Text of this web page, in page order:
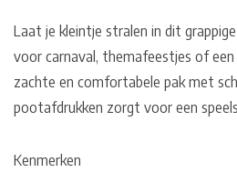
Laat je kleintje stralen in dit
voor carnaval, themafeestjes of
zachte en comfortabele pak met
pootafdrukken zorgt voor een
Kenmerken